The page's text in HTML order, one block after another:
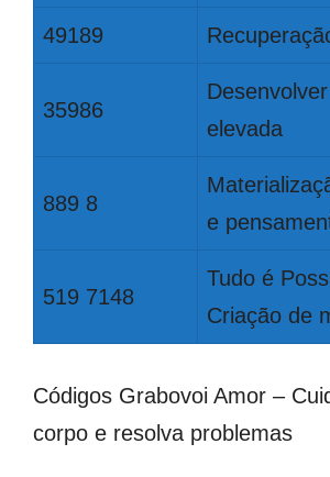
49189
35986
elevada
889 8
e
519 7148
Tudo é
Criação de
Códigos Grabovoi Amor –
corpo e resolva problemas